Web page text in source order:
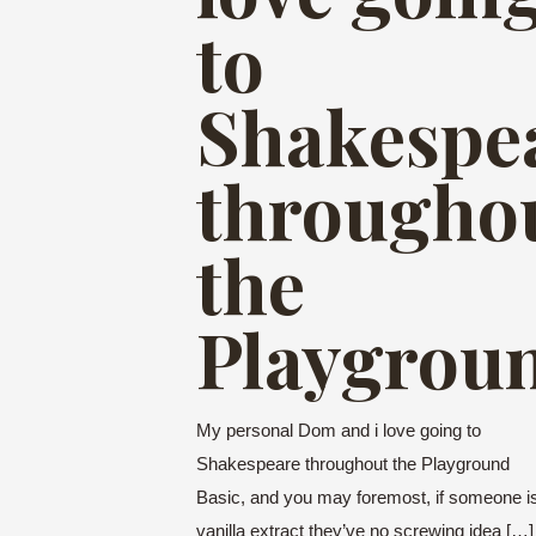
to
the
My personal Dom and i love going to
Shakespeare throughout the Playground
Basic, and you may foremost, if someone
vanilla extract they’ve no screwing idea[…]